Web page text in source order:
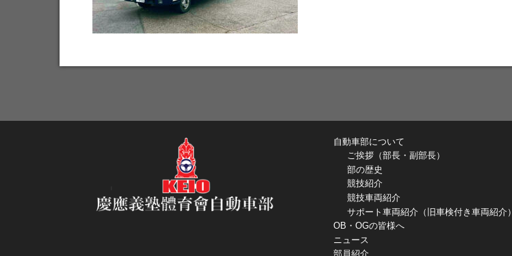
自動車部について
ご挨拶（部長・副部長）
部の歴史
競技紹介
競技車両紹介
サポート車両紹介（旧車検付き車両紹介）
OB・OGの皆様へ
ニュース
部員紹介